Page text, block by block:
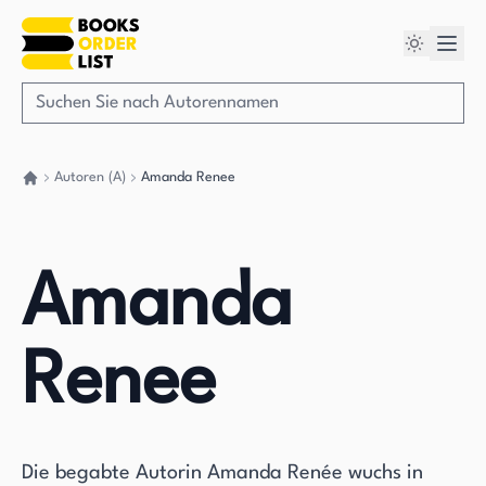
Autoren (A) Amanda Renee
Amanda
Renee
Die begabte Autorin Amanda Renée wuchs in